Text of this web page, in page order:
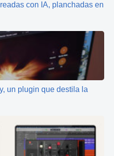
con IA, planchadas en
un plugin que destila la